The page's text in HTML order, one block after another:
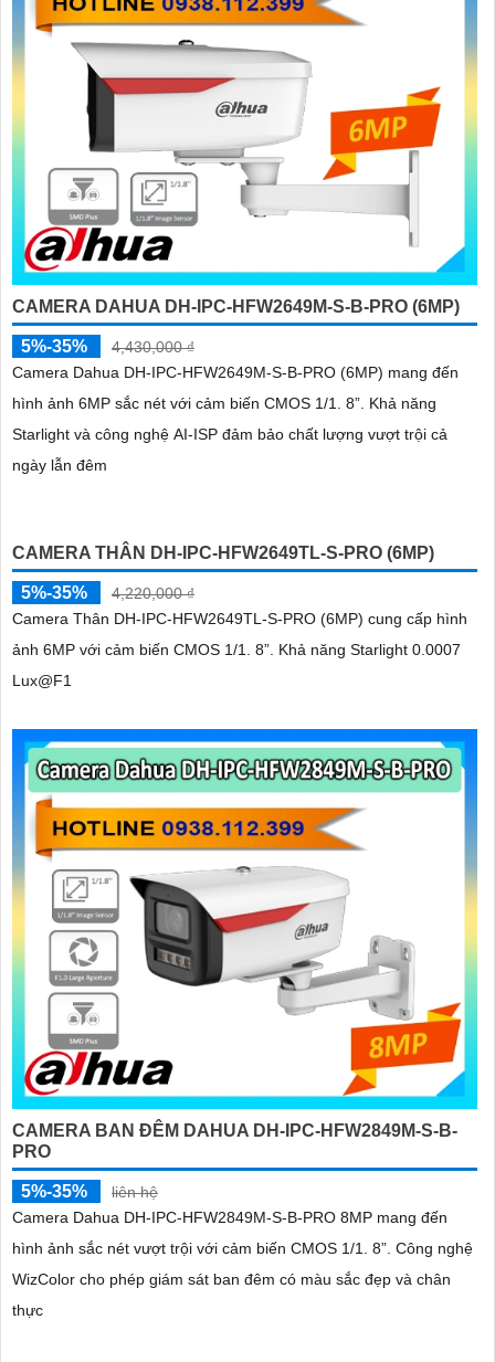
CAMERA DAHUA DH-IPC-HFW2649M-S-B-PRO (6MP)
5%-35%
4,430,000 ₫
Camera Dahua DH-IPC-HFW2649M-S-B-PRO (6MP) mang đến
hình ảnh 6MP sắc nét với cảm biến CMOS 1/1. 8”. Khả năng
Starlight và công nghệ AI-ISP đảm bảo chất lượng vượt trội cả
ngày lẫn đêm
CAMERA THÂN DH-IPC-HFW2649TL-S-PRO (6MP)
5%-35%
4,220,000 ₫
Camera Thân DH-IPC-HFW2649TL-S-PRO (6MP) cung cấp hình
ảnh 6MP với cảm biến CMOS 1/1. 8”. Khả năng Starlight 0.0007
Lux@F1
CAMERA BAN ĐÊM DAHUA DH-IPC-HFW2849M-S-B-
PRO
5%-35%
liên hệ
Camera Dahua DH-IPC-HFW2849M-S-B-PRO 8MP mang đến
hình ảnh sắc nét vượt trội với cảm biến CMOS 1/1. 8”. Công nghệ
WizColor cho phép giám sát ban đêm có màu sắc đẹp và chân
thực